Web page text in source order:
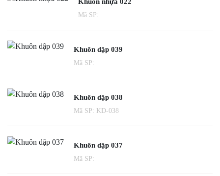
Mã SP:
Khuôn dập 039
Mã SP:
Khuôn dập 038
Mã SP: KD-038
Khuôn dập 037
Mã SP: